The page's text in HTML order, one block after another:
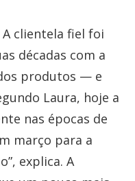
clientela fiel foi
décadas com a
produtos — e
Laura, hoje a
nas épocas de
março para a
explica. A